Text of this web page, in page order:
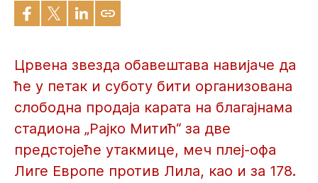
Црвена звезда обавештава навијаче да
ће у петак и суботу бити организована
слободна продаја карата на благајнама
стадиона „Рајко Митић“ за две
предстојеће утакмице, меч плеј-офа
Лиге Европе против Лила, као и за 178.